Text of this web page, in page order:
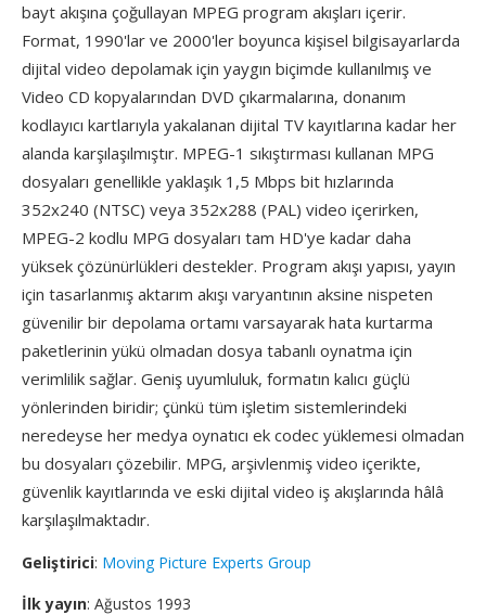
bayt akışına çoğullayan MPEG program akışları içerir.
Format, 1990'lar ve 2000'ler boyunca kişisel bilgisayarlarda
dijital video depolamak için yaygın biçimde kullanılmış ve
Video CD kopyalarından DVD çıkarmalarına, donanım
kodlayıcı kartlarıyla yakalanan dijital TV kayıtlarına kadar her
alanda karşılaşılmıştır. MPEG-1 sıkıştırması kullanan MPG
dosyaları genellikle yaklaşık 1,5 Mbps bit hızlarında
352x240 (NTSC) veya 352x288 (PAL) video içerirken,
MPEG-2 kodlu MPG dosyaları tam HD'ye kadar daha
yüksek çözünürlükleri destekler. Program akışı yapısı, yayın
için tasarlanmış aktarım akışı varyantının aksine nispeten
güvenilir bir depolama ortamı varsayarak hata kurtarma
paketlerinin yükü olmadan dosya tabanlı oynatma için
verimlilik sağlar. Geniş uyumluluk, formatın kalıcı güçlü
yönlerinden biridir; çünkü tüm işletim sistemlerindeki
neredeyse her medya oynatıcı ek codec yüklemesi olmadan
bu dosyaları çözebilir. MPG, arşivlenmiş video içerikte,
güvenlik kayıtlarında ve eski dijital video iş akışlarında hâlâ
karşılaşılmaktadır.
Geliştirici: Moving Picture Experts Group
İlk yayın: Ağustos 1993